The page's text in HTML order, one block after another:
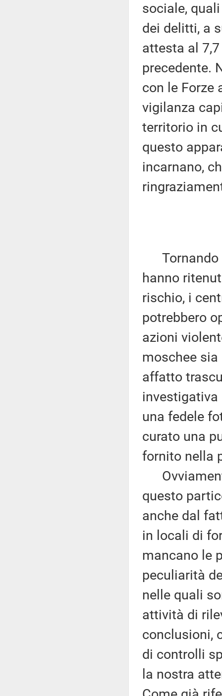
sociale,
dei delitti, a
attesta al
precedente.
con le Forze
vigilanza
territorio in
questo
incarnano,
Tornando
hanno
rischio, i
potrebbero
azioni
moschee
affatto
investigativa
una fedele
curato una
fornito nella
questo
anche dal
in locali di
mancano le
peculiarità
nelle quali
attività di
conclusioni,
di controlli
la nostra